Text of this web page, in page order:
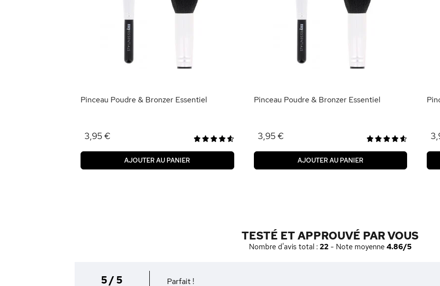
Pinceau Poudre & Bronzer Essentiel
3,95 €
AJOUTER AU PANIER
Pinceau Poudre & Bronzer Essentiel
3,95 €
AJOUTER AU PANIER
TESTÉ ET APPROUVÉ PAR VOUS
Nombre d'avis total : 22- Note moyenne 4.86/5
5 / 5 Parfait !